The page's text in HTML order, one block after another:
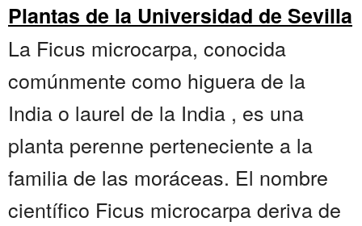
Plantas de la Universidad de Sevilla
La Ficus microcarpa, conocida
comúnmente como higuera de la
India o laurel de la India , es una
planta perenne perteneciente a la
familia de las moráceas. El nombre
científico Ficus microcarpa deriva de